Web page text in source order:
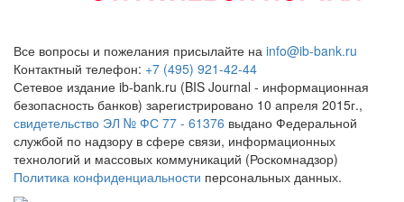
Все вопросы и пожелания присылайте на info@ib-bank.ru
Контактный телефон: +7 (495) 921-42-44
Сетевое издание ib-bank.ru (BIS Journal - информационная
безопасность банков) зарегистрировано 10 апреля 2015г.,
свидетельство ЭЛ № ФС 77 - 61376 выдано Федеральной
службой по надзору в сфере связи, информационных
технологий и массовых коммуникаций (Роскомнадзор)
Политика конфиденциальности персональных данных.